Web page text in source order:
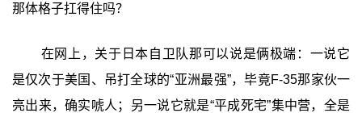
那体格子扛得住吗？
在网上，关于日本自卫队那可以说是俩极端：一说它
是仅次于美国、吊打全球的“亚洲最强”，毕竟F-35那家伙一
亮出来，确实唬人；另一说它就是“平成死宅”集中营，全是